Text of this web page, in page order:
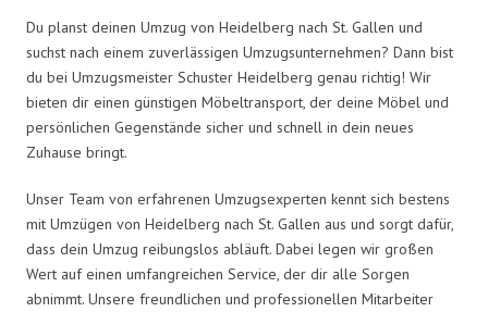
Du planst deinen Umzug von Heidelberg nach St. Gallen und
suchst nach einem zuverlässigen Umzugsunternehmen? Dann bist
du bei Umzugsmeister Schuster Heidelberg genau richtig! Wir
bieten dir einen günstigen Möbeltransport, der deine Möbel und
persönlichen Gegenstände sicher und schnell in dein neues
Zuhause bringt.
Unser Team von erfahrenen Umzugsexperten kennt sich bestens
mit Umzügen von Heidelberg nach St. Gallen aus und sorgt dafür,
dass dein Umzug reibungslos abläuft. Dabei legen wir großen
Wert auf einen umfangreichen Service, der dir alle Sorgen
abnimmt. Unsere freundlichen und professionellen Mitarbeiter